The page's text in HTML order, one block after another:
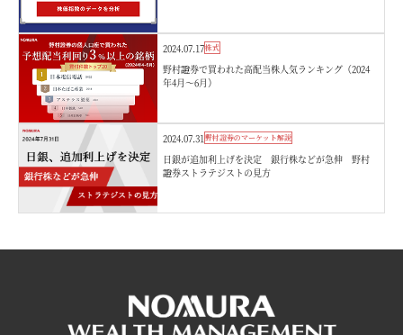
2024.07.17株式
野村證券で買われた高配当株人気ランキング（2024
年4月～6月）
2024.07.31 野村證券のマーケット解説
日銀が追加利上げを決定 銀行株などが急伸 野村
證券ストラテジストの見方